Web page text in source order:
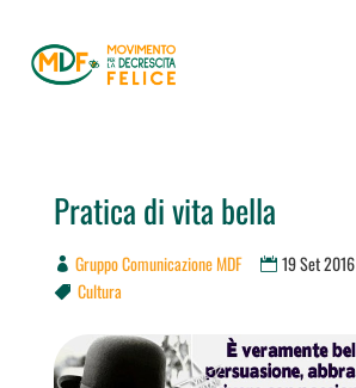
Pratica di vita bella
Gruppo Comunicazione MDF 19 Set 2016
 Cultura